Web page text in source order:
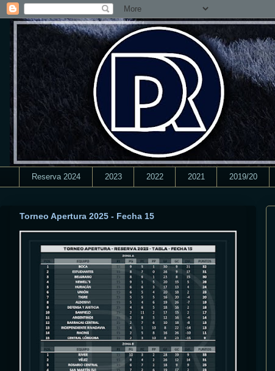
Reserva 2024 2023 2022 2021 2019/20
Torneo Apertura 2025 - Fecha 15